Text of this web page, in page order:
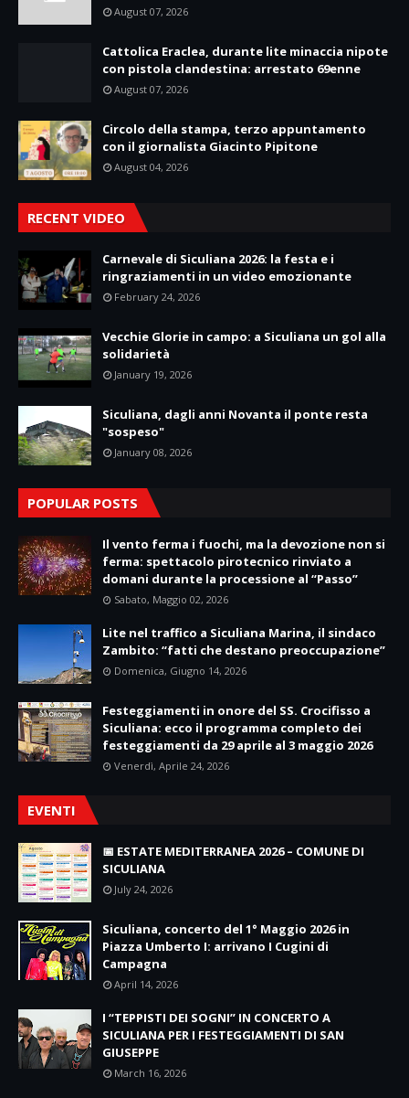
August 07, 2026
Cattolica Eraclea, durante lite minaccia nipote
con pistola clandestina: arrestato 69enne
August 07, 2026
Circolo della stampa, terzo appuntamento
con il giornalista Giacinto Pipitone
August 04, 2026
RECENT VIDEO
Carnevale di Siculiana 2026: la festa e i
ringraziamenti in un video emozionante
February 24, 2026
Vecchie Glorie in campo: a Siculiana un gol alla
solidarietà
January 19, 2026
Siculiana, dagli anni Novanta il ponte resta
"sospeso"
January 08, 2026
POPULAR POSTS
Il vento ferma i fuochi, ma la devozione non si
ferma: spettacolo pirotecnico rinviato a
domani durante la processione al “Passo”
Sabato, Maggio 02, 2026
Lite nel traffico a Siculiana Marina, il sindaco
Zambito: “fatti che destano preoccupazione”
Domenica, Giugno 14, 2026
Festeggiamenti in onore del SS. Crocifisso a
Siculiana: ecco il programma completo dei
festeggiamenti da 29 aprile al 3 maggio 2026
Venerdì, Aprile 24, 2026
EVENTI
📅 ESTATE MEDITERRANEA 2026 – COMUNE DI
SICULIANA
July 24, 2026
Siculiana, concerto del 1° Maggio 2026 in
Piazza Umberto I: arrivano I Cugini di
Campagna
April 14, 2026
I “TEPPISTI DEI SOGNI” IN CONCERTO A
SICULIANA PER I FESTEGGIAMENTI DI SAN
GIUSEPPE
March 16, 2026